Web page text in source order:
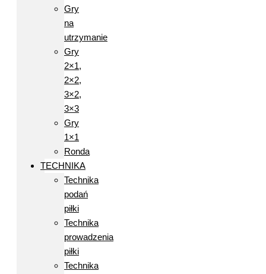
Gry
na
utrzymanie
Gry
2×1,
2×2,
3×2,
3×3
Gry
1×1
Ronda
TECHNIKA
Technika
podań
piłki
Technika
prowadzenia
piłki
Technika